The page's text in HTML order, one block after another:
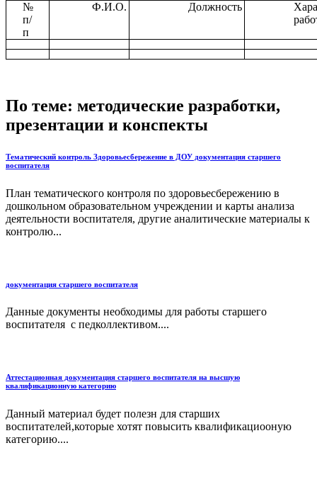
№
п/
п
Ф.И.О. Должность
По теме: методические разработки,
презентации и конспекты
Тематический контроль Здоровьесбережение в ДОУ документация старшего
воспитателя
План тематического контроля по здоровьесбережению в
дошкольном образовательном учреждении и карты анализа
деятельности воспитателя, другие аналитические материалы к
контролю...
документация старшего воспитателя
Данные документы необходимы для работы старшего
воспитателя с педколлективом....
Аттестационная документация старшего воспитателя на высшую
квалификационную категорию
Данный материал будет полезн для старших
воспитателей,которые хотят повысить квалификациооную
категорию....